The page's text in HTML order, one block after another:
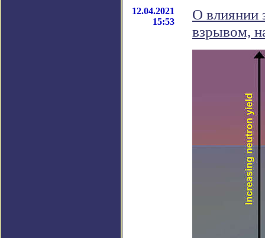
12.04.2021
15:53
О влиянии
взрывом,